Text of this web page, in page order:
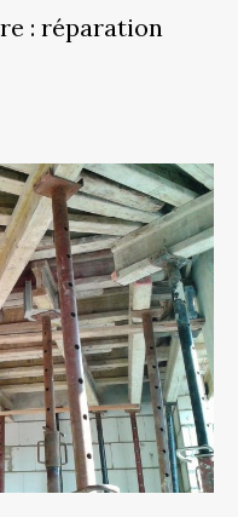
: réparation